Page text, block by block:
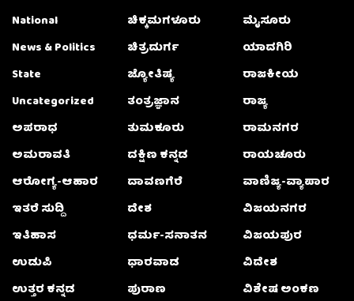
National
News & Politics
State
Uncategorized
ಅಪರಾಧ
ಅಮರಾವತಿ
ಆರೋಗ್ಯ-ಆಹಾರ
ಇತರೆ ಸುದ್ದಿ
ಇತಿಹಾಸ
ಉಡುಪಿ
ಉತ್ತರ ಕನ್ನಡ
ಚಿಕ್ಕಮಗಳೂರು
ಚಿತ್ರದುರ್ಗ
ಜ್ಯೋತಿಷ್ಯ
ತಂತ್ರಜ್ಞಾನ
ತುಮಕೂರು
ದಕ್ಷಿಣ ಕನ್ನಡ
ದಾವಣಗೆರೆ
ದೇಶ
ಧರ್ಮ-ಸನಾತನ
ಧಾರವಾಡ
ಪುರಾಣ
ಮೈಸೂರು
ಯಾದಗಿರಿ
ರಾಜಕೀಯ
ರಾಜ್ಯ
ರಾಮನಗರ
ರಾಯಚೂರು
ವಾಣಿಜ್ಯ-ವ್ಯಾಪಾರ
ವಿಜಯನಗರ
ವಿಜಯಪುರ
ವಿದೇಶ
ವಿಶೇಷ ಅಂಕಣ